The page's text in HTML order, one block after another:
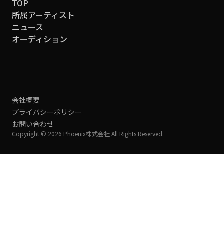
TOP
所属アーティスト
ニュース
オーディション
会社概要
プライバシーポリシー
お問い合わせ
Copyright © 2026 Phoenix株式会社 All Rights Reserved.